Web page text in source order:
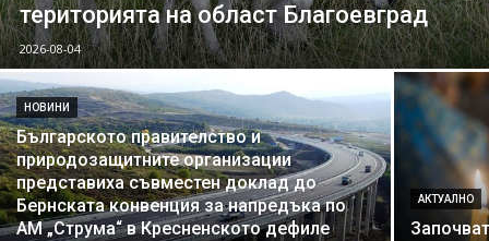
територията на област Благоевград
2026-08-04
НОВИНИ
Българското правителство и
природозащитните организации
представиха съвместен доклад до
Бернската конвенция за напредъка по
АМ „Струма“ в Кресненското дефиле
АКТУАЛНО